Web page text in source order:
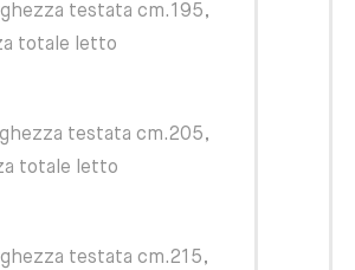
testata cm.195,
totale letto
testata cm.205,
totale letto
testata cm.215,